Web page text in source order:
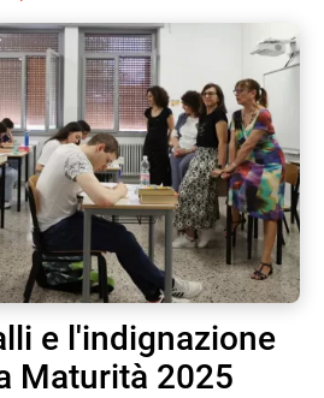
e l'indignazione
Maturità 2025